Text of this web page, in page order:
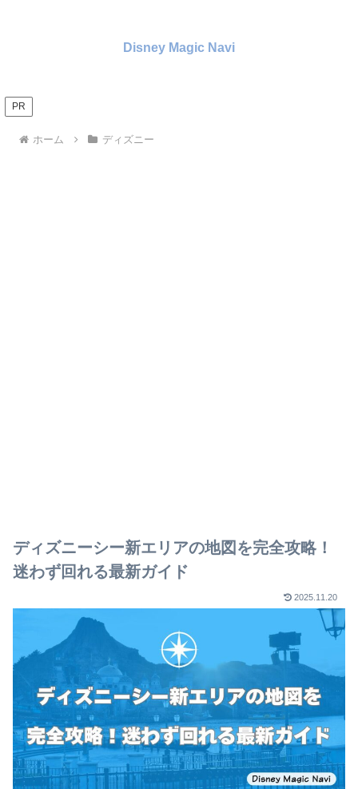
Disney Magic Navi
PR
ホーム ディズニー
ディズニーシー新エリアの地図を完全攻略！
迷わず回れる最新ガイド
2025.11.20